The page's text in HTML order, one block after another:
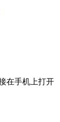
在手机上打开